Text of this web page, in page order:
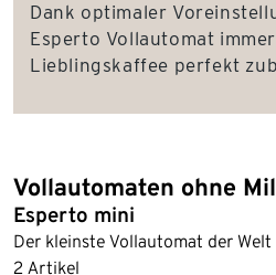
Dank optimaler
Esperto Vollautomat
Lieblingskaffee perfekt
Vollautomaten ohne
Esperto mini
Der kleinste Vollautomat der Welt
2 Artikel